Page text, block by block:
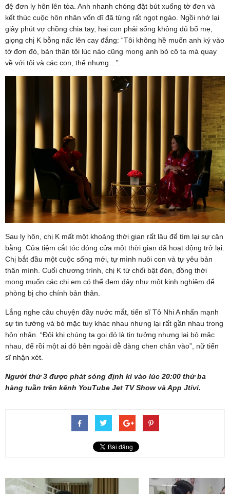
đệ đơn ly hôn lên tòa. Anh nhanh chóng đặt bút xuống tờ đơn và
kết thúc cuộc hôn nhân vốn dĩ đã từng rất ngọt ngào. Ngồi nhớ lại
giây phút vợ chồng chia tay, hai con phải sống không đủ bố mẹ,
giọng chị K bỗng nấc lên cay đắng: “Tôi không hề muốn anh ký vào
tờ đơn đó, bản thân tôi lúc nào cũng mong anh bỏ cô ta mà quay
về với tôi và các con, thế nhưng…”.
Sau ly hôn, chị K mất một khoảng thời gian rất lâu để tìm lại sự cân
bằng. Cửa tiệm cắt tóc đóng cửa một thời gian đã hoạt động trở lại.
Chị bắt đầu một cuộc sống mới, tự mình nuôi con và tự yêu bản
thân mình. Cuối chương trình, chị K từ chối bật đèn, đồng thời
mong muốn các chị em có thể đem đây như một kinh nghiệm để
phòng bị cho chính bản thân.
Lắng nghe câu chuyện đầy nước mắt, tiến sĩ Tô Nhi A nhấn mạnh
sự tin tưởng và bỏ mặc tuy khác nhau nhưng lại rất gần nhau trong
hôn nhân. “Đôi khi chúng ta gọi đó là tin tưởng nhưng lại bỏ mặc
nhau, để rồi một ai đó bên ngoài dễ dàng chen chân vào”, nữ tiến
sĩ nhận xét.
Người thứ 3 được phát sóng định kì vào lúc 20:00 thứ ba
hàng tuần trên kênh YouTube Jet TV Show và App Jtivi.